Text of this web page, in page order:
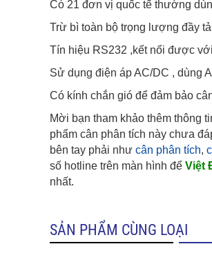
Có 21 đơn vị quốc tế thường
Trừ bì toàn bộ trọng lượng đầy
Tín hiệu RS232 ,kết nối được
Sử dụng điện áp AC/DC , dùng
Có kính chắn gió để đảm bảo
Mời bạn tham khảo thêm thông
phẩm cân phân tích này chưa
bên tay phải như cân phân tích,
số hotline trên màn hình để Việt
nhất.
SẢN PHẨM CÙNG LOẠI